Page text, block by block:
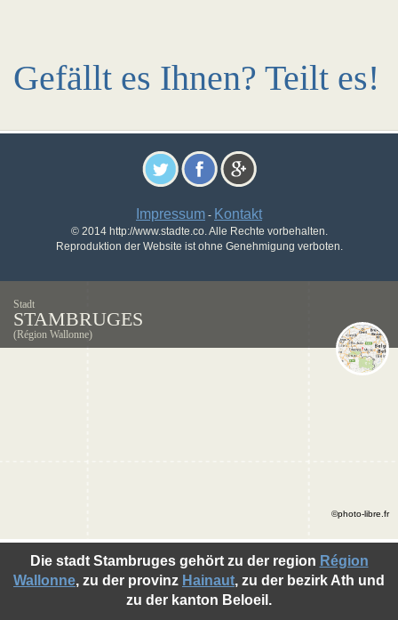
Gefällt es Ihnen? Teilt es!
Impressum - Kontakt
© 2014 http://www.stadte.co. Alle Rechte vorbehalten.
Reproduktion der Website ist ohne Genehmigung verboten.
Stadt
STAMBRUGES
(Région Wallonne)
Die stadt Stambruges gehört zu der region Région
Wallonne, zu der provinz Hainaut, zu der bezirk Ath und
zu der kanton Beloeil.
©photo-libre.fr